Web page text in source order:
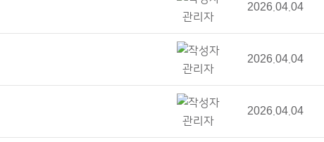
관리자
2026.04.04
관리자
2026.04.04
관리자
2026.04.04